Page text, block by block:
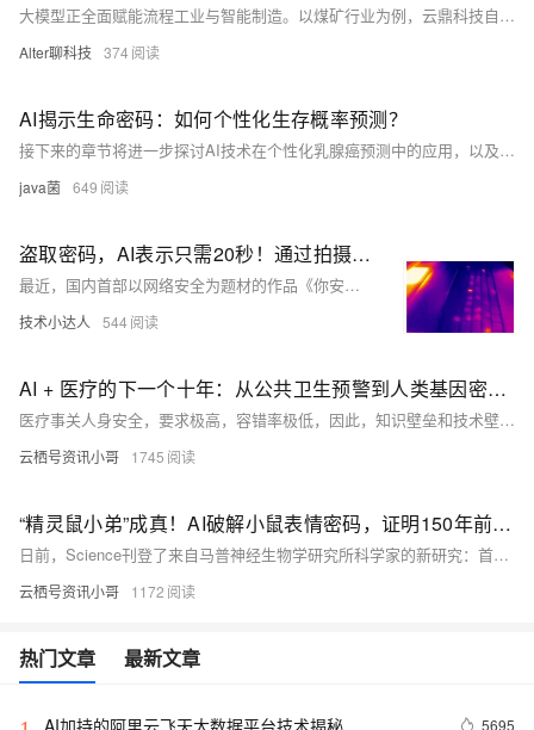
大模型正全面赋能流程工业与智能制造。以煤矿行业为例，云鼎科技自2022年起探索大模型应用，从验证到研发再到推广，构建了“1+4+N”智能化方案，实现115类场景落地，并拓展至化工、电力等领域。大模型带来“四个改变”：由被动监管转向本质安全、劳动密集转向精简高效、粗放管理转向质量效益、分散重复转向集约高效。实际成效显著，如兴隆庄煤矿减少岗位人员39人，济宁二号井煤矿每年增利400多万。云鼎科技还基于DeepSeek等模型打造垂域矿山大模型，推动全产业智能化升级，助力企业轻松算清经济账，吸引更多企业拥抱大模型浪潮。
Alter聊科技 374
AI揭示生命密码：如何个性化生存概率预测？
接下来的章节将进一步探讨AI技术在个性化乳腺癌预测中的应用，以及未来的发展方向。
java菌 649
盗取密码，AI表示只需20秒！通过拍摄热图像确定字母和顺序，成功率高达86%
最近，国内首部以网络安全为题材的作品《你安全吗？》大火。 电视剧中呈现了只有做不到没有想不到的种种黑客攻击手段，随之而来的便是网友们对自己网络安全的种种担忧。
技术小达人 544
AI + 医疗的下一个十年：从公共卫生预警到人类基因密码破解
医疗事关人身安全，要求极高，容错率极低，因此，知识壁垒和技术壁垒都很高。过去，AI 系统更多的是服务于终端，辅助医生诊断、决策。但是，医疗很复杂，直接切入终端问题很多。未来十年，AI+医疗会碰撞出怎样的火花，AI 对医疗产业、医护人员、患者等会产生怎样的影响？
云栖号资讯小哥 1745
“精灵鼠小弟”成真！AI破解小鼠表情密码，证明150年前达尔文之问
日前，Science刊登了来自马普神经生物学研究所科学家的新研究：首次利用机器学习算法破译了小鼠的面部表情。不仅成功区分小鼠高兴、恐惧、恶心、疼痛等表情，还测量出对应情绪的强度。这项研究对精确定位人脑中表达特定情绪的神经元有着重要意义。
云栖号资讯小哥 1172
热门文章 最新文章
5695